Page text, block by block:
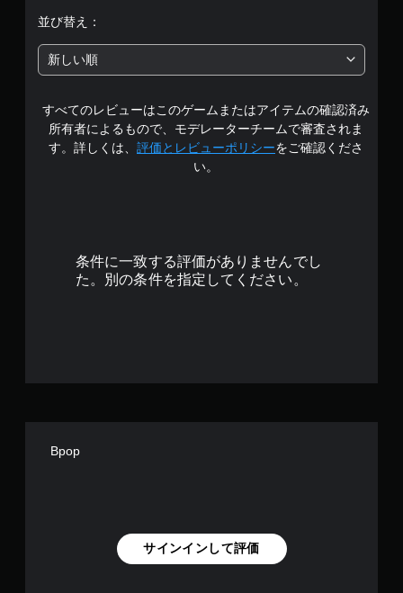
中
の
3
.
並び替え：
新しい順
すべてのレビューはこのゲームまたはアイテムの確認済み
所有者によるもので、モデレーターチームで審査されま
す。詳しくは、 評価とレビューポリシーをご確認くださ
い。
条件に一致する評価がありませんでし
た。別の条件を指定してください。
Bpop
サインインして評価